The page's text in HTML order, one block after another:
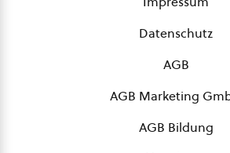
Datenschutz
AGB
AGB Marketing
AGB Bildung